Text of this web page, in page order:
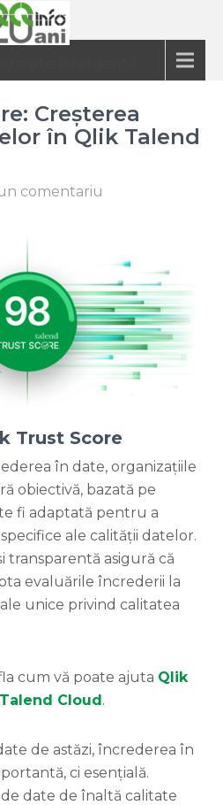
Creșterea
în Qlik Talend
comentariu
Trust Score
în date, organizațiile
obiectivă, bazată pe
fi adaptată pentru a
ale calității datelor.
transparentă asigură că
evaluările încrederii la
unice privind calitatea
cum vă poate ajuta Qlik
Cloud.
de astăzi, încrederea în
ci esențială.
date de înaltă calitate